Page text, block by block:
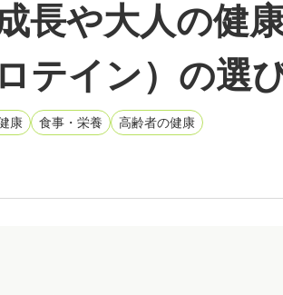
長や大人の健
テイン）の選
康 食事・栄養 高齢者の健康